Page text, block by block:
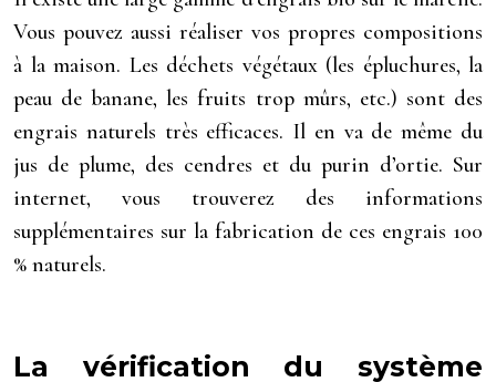
Vous pouvez aussi réaliser vos propres compositions
à la maison. Les déchets végétaux (les épluchures, la
peau de banane, les fruits trop mûrs, etc.) sont des
engrais naturels très efficaces. Il en va de même du
jus de plume, des cendres et du purin d’ortie. Sur
internet, vous trouverez des informations
supplémentaires sur la fabrication de ces engrais 100
% naturels.
La vérification du système